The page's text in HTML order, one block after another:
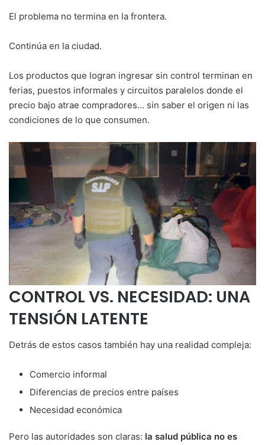
El problema no termina en la frontera.
Continúa en la ciudad.
Los productos que logran ingresar sin control terminan en
ferias, puestos informales y circuitos paralelos donde el
precio bajo atrae compradores… sin saber el origen ni las
condiciones de lo que consumen.
CONTROL VS. NECESIDAD: UNA
TENSIÓN LATENTE
Detrás de estos casos también hay una realidad compleja:
Comercio informal
Diferencias de precios entre países
Necesidad económica
Pero las autoridades son claras: la salud pública no es